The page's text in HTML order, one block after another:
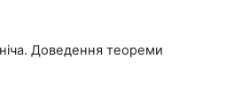
Доведення теореми